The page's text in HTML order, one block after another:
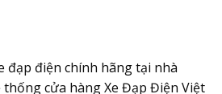
đạp điện chính hãng tại nhà
cửa hàng Xe Đạp Điện Việt